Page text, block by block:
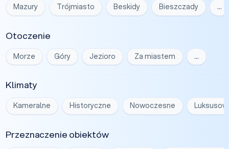
Mazury Trójmiasto Beskidy Bieszczady …
Otoczenie
Morze Góry Jezioro Za miastem …
Klimaty
Kameralne Historyczne Nowoczesne
Przeznaczenie obiektów